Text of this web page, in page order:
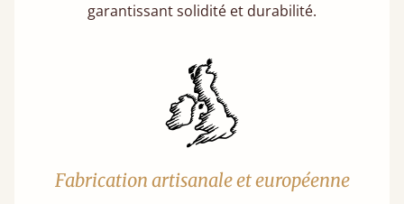
garantissant solidité et durabilité.
Fabrication artisanale et européenne